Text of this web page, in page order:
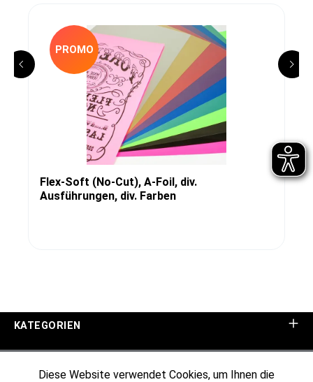
PROMO
Flex-Soft (No-Cut), A-Foil, div.
Ausführungen, div. Farben
KATEGORIEN
Diese Website verwendet Cookies, um Ihnen die